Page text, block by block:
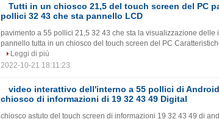
Tutti in un chiosco 21,5 del touch screen del PC
pollici 32 43 che sta pannello LCD
pavimento a 55 pollici 21,5 32 43 che sta la visualizzazione delle
pannello tutta in un chiosco del touch screen del PC
Leggi di più
2022-10-21 18:11:23
video interattivo dell'interno a 55 pollici di
chiosco di informazioni di 19 32 43 49 Digital
chiosco astuto del touch screen di informazioni 19 32 43 49 di